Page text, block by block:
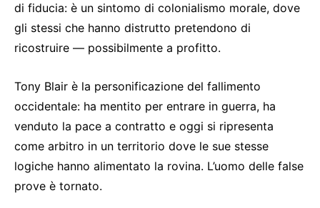
di fiducia: è un sintomo di colonialismo morale, dove
gli stessi che hanno distrutto pretendono di
ricostruire — possibilmente a profitto.
Tony Blair è la personificazione del fallimento
occidentale: ha mentito per entrare in guerra, ha
venduto la pace a contratto e oggi si ripresenta
come arbitro in un territorio dove le sue stesse
logiche hanno alimentato la rovina. L’uomo delle false
prove è tornato.